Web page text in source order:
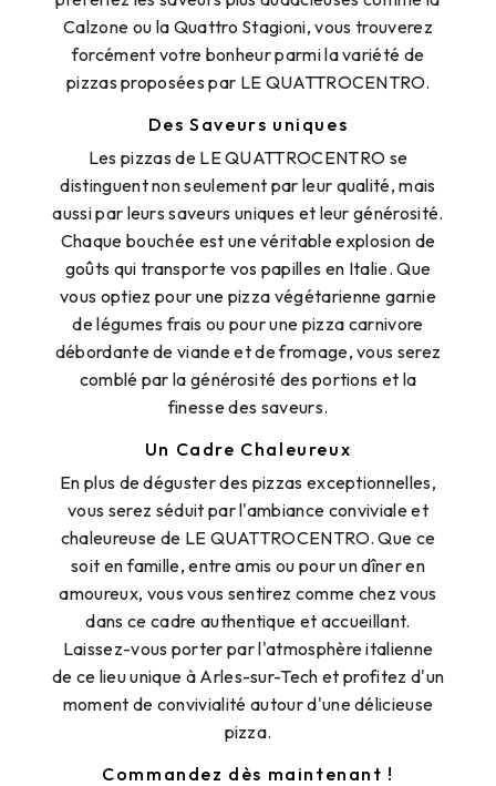
Calzone ou la Quattro Stagioni, vous trouverez
forcément votre bonheur parmi la variété de
pizzas proposées par LE QUATTROCENTRO.
Des Saveurs uniques
Les pizzas de LE QUATTROCENTRO se
distinguent non seulement par leur qualité, mais
aussi par leurs saveurs uniques et leur générosité.
Chaque bouchée est une véritable explosion de
goûts qui transporte vos papilles en Italie. Que
vous optiez pour une pizza végétarienne garnie
de légumes frais ou pour une pizza carnivore
débordante de viande et de fromage, vous serez
comblé par la générosité des portions et la
finesse des saveurs.
Un Cadre Chaleureux
En plus de déguster des pizzas exceptionnelles,
vous serez séduit par l'ambiance conviviale et
chaleureuse de LE QUATTROCENTRO. Que ce
soit en famille, entre amis ou pour un dîner en
amoureux, vous vous sentirez comme chez vous
dans ce cadre authentique et accueillant.
Laissez-vous porter par l'atmosphère italienne
de ce lieu unique à Arles-sur-Tech et profitez d'un
moment de convivialité autour d'une délicieuse
pizza.
Commandez dès maintenant !